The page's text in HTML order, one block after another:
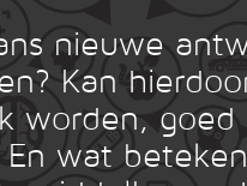
nieuwe
Kan
worden, goed
wat